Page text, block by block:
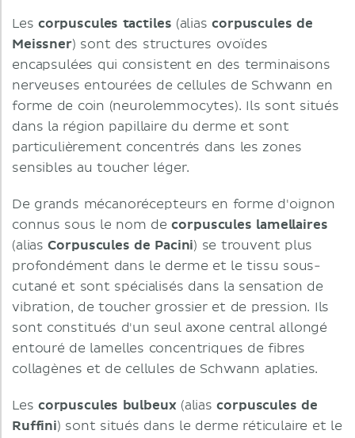
Les corpuscules tactiles (aliascorpuscules de
Meissner) sont des structures ovoïdes
encapsulées qui consistent en des terminaisons
nerveuses entourées de cellules de Schwann en
forme de coin (neurolemmocytes). Ils sont situés
dans la région papillaire du derme et sont
particulièrement concentrés dans les zones
sensibles au toucher léger.
De grands mécanorécepteurs en forme d'oignon
connus sous le nom decorpuscules lamellaires
(aliasCorpuscules de Pacini) se trouvent plus
profondément dans le derme et le tissu sous-
cutané et sont spécialisés dans la sensation de
vibration, de toucher grossier et de pression. Ils
sont constitués d'un seul axone central allongé
entouré de lamelles concentriques de fibres
collagènes et de cellules de Schwann aplaties.
Les corpuscules bulbeux(aliascorpuscules de
Ruffini) sont situés dans le derme réticulaire et le